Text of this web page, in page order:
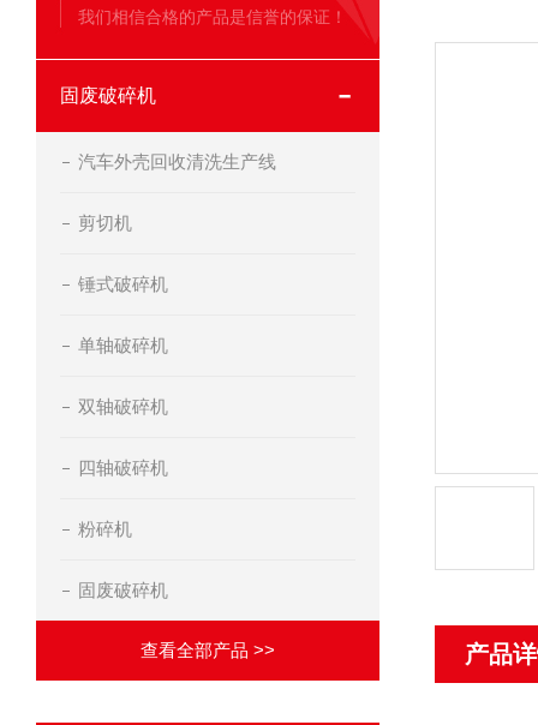
我们相信合格的产品是信誉的保证！
固废破碎机
汽车外壳回收清洗生产线
剪切机
锤式破碎机
单轴破碎机
双轴破碎机
四轴破碎机
粉碎机
固废破碎机
查看全部产品 >> 产品